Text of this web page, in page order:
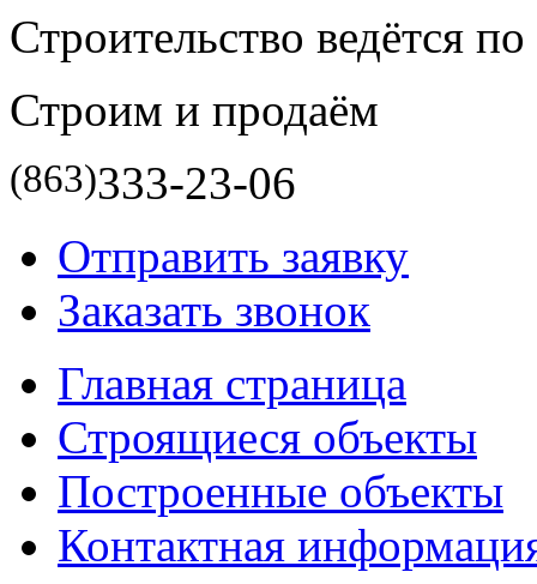
Строительство ведётся
Строим и продаём
(863)333-23-06
Отправить заявку
Заказать звонок
Главная страница
Строящиеся объекты
Построенные объекты
Контактная